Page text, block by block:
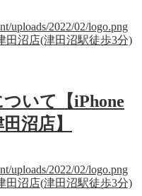
uploads/2022/02/logo.png
田沼店(津田沼駅徒歩3分)
いて【iPhone
沼店】
uploads/2022/02/logo.png
田沼店(津田沼駅徒歩3分)